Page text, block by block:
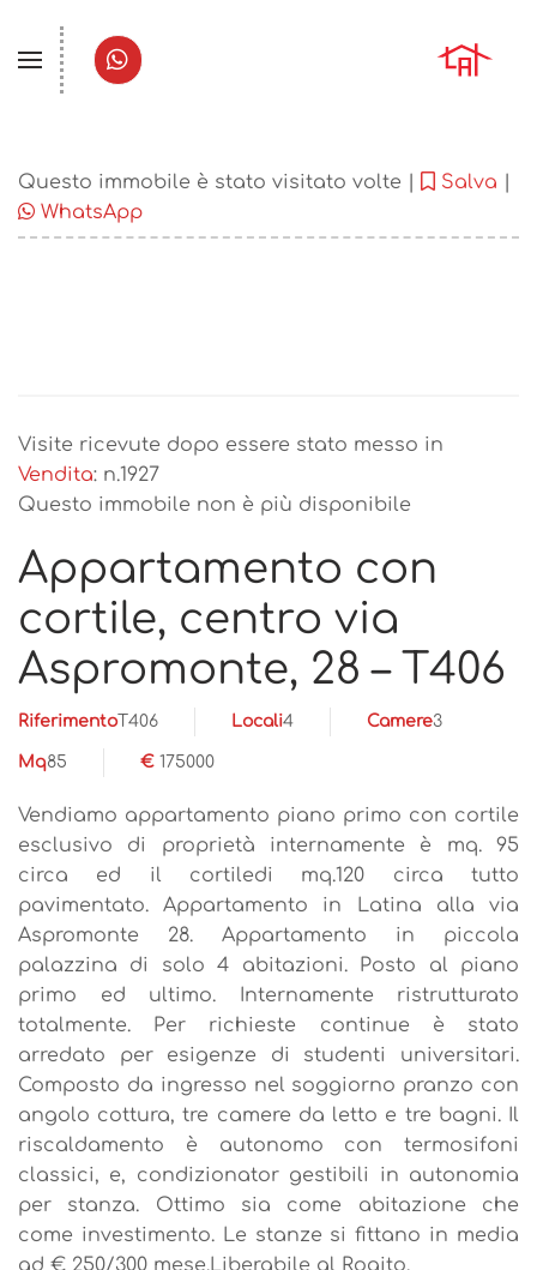
Questo immobile è stato visitato volte | Salva
WhatsApp
Visite ricevute dopo essere stato messo in
Vendita: n.1927
Questo immobile non è più disponibile
Appartamento con
cortile, centro via
Aspromonte, 28 – T406
RiferimentoT406 Locali4 Camere3
Mq85 € 175000
Vendiamo appartamento piano primo con cortile
esclusivo di proprietà internamente è mq. 95
circa ed il cortiledi mq.120 circa tutto
pavimentato. Appartamento in Latina alla via
Aspromonte 28. Appartamento in piccola
palazzina di solo 4 abitazioni. Posto al piano
primo ed ultimo. Internamente ristrutturato
totalmente. Per richieste continue è stato
arredato per esigenze di studenti universitari.
Composto da ingresso nel soggiorno pranzo con
angolo cottura, tre camere da letto e tre bagni. Il
riscaldamento è autonomo con termosifoni
classici, e, condizionator gestibili in autonomia
per stanza. Ottimo sia come abitazione che
come investimento. Le stanze si fittano in media
ad € 250/300 mese.Liberabile al Rogito.